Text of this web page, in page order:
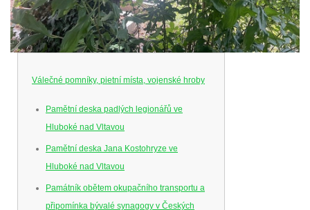
Válečné pomníky, pietní místa, vojenské hroby
Pamětní deska padlých legionářů ve
Hluboké nad Vltavou
Pamětní deska Jana Kostohryze ve
Hluboké nad Vltavou
Památník obětem okupačního transportu a
připomínka bývalé synagogy v Českých